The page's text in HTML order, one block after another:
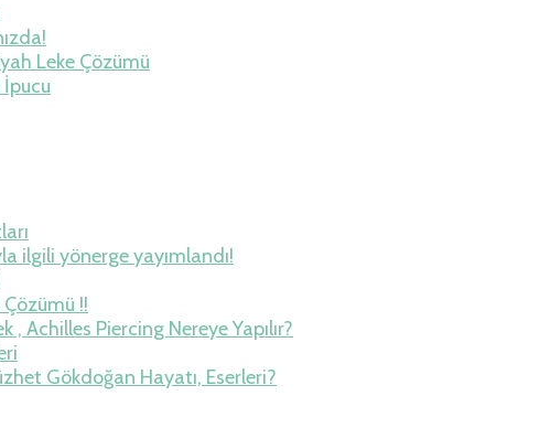
Leke Çözümü
ilgili yönerge yayımlandı!
!!
Achilles Piercing Nereye Yapılır?
Gökdoğan Hayatı, Eserleri?